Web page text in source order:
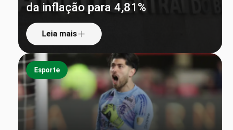
da inflação para 4,81%
Leia mais
Esporte